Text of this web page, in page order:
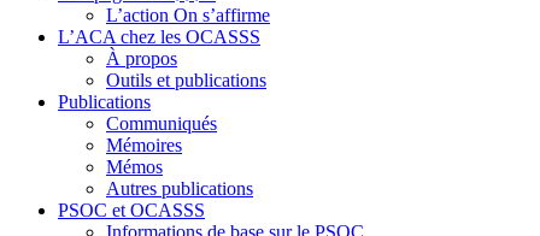
L’action On s’affirme
L’ACA chez les OCASSS
À propos
Outils et publications
Publications
Communiqués
Mémoires
Mémos
Autres publications
PSOC et OCASSS
Informations de base sur le PSOC